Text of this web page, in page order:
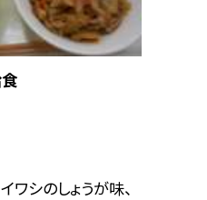
食
ワシのしょうが味、